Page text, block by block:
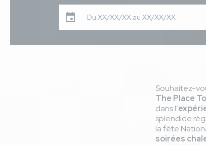
Du XX/XX/XX au XX/XX/XX
Souhaitez-
The Place
dans l’
splendide
la fête
soirées